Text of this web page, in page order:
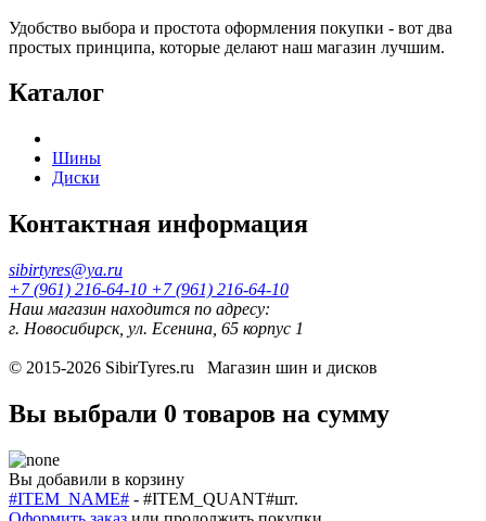
Удобство выбора и простота оформления покупки - вот два
простых принципа, которые делают наш магазин лучшим.
Каталог
Шины
Диски
Контактная информация
sibirtyres@ya.ru
+7 (961) 216-64-10 +7 (961) 216-64-10
Наш магазин находится по адресу:
г. Новосибирск, ул. Есенина, 65 корпус 1
© 2015-2026 SibirTyres.ru Магазин шин и дисков
Вы выбрали 0 товаров на сумму
Вы добавили в корзину
#ITEM_NAME# - #ITEM_QUANT#шт.